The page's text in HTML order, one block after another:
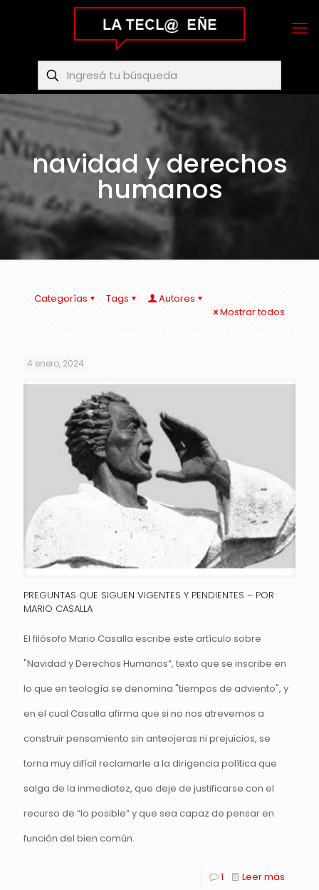
navidad y derechos
humanos
Categorías Tags
Autores
Mostrar todos
4 enero, 2024
PREGUNTAS QUE SIGUEN VIGENTES Y PENDIENTES – POR
MARIO CASALLA
El filósofo Mario Casalla escribe este artículo sobre
"Navidad y Derechos Humanos”, texto que se inscribe en
lo que en teología se denomina "tiempos de adviento", y
en el cual Casalla afirma que si no nos atrevemos a
construir pensamiento sin anteojeras ni prejuicios, se
torna muy difícil reclamarle a la dirigencia política que
salga de la inmediatez, que deje de justificarse con el
recurso de “lo posible” y que sea capaz de pensar en
función del bien común.
1 Leer más